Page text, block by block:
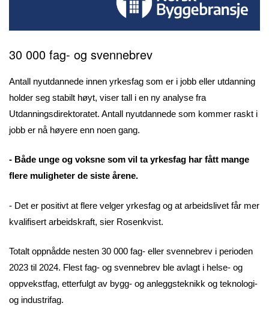
30 000 fag- og svennebrev
Antall nyutdannede innen yrkesfag som er i jobb eller utdanning
holder seg stabilt høyt, viser tall i en ny analyse fra
Utdanningsdirektoratet. Antall nyutdannede som kommer raskt i
jobb er nå høyere enn noen gang.
- Både unge og voksne som vil ta yrkesfag har fått mange
flere muligheter de siste årene.
- Det er positivt at flere velger yrkesfag og at arbeidslivet får mer
kvalifisert arbeidskraft, sier Rosenkvist.
Totalt oppnådde nesten 30 000 fag- eller svennebrev i perioden
2023 til 2024. Flest fag- og svennebrev ble avlagt i helse- og
oppvekstfag, etterfulgt av bygg- og anleggsteknikk og teknologi-
og industrifag.